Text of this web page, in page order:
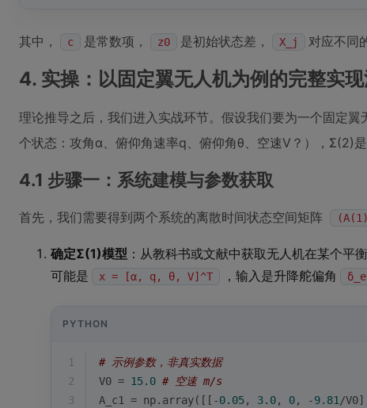
其中， c 是常数项， z0 是初始状态差， X_j 对应不同
4. 实操：以固定翼无人机为例的完整实
理论推导之后，我们进入实战环节。假设我们要为一个固定
个状态：攻角α、俯仰角速率q、俯仰角θ、空速V？），Σ(2)
4.1 步骤一：系统建模与参数获取
首先，我们需要得到两个系统的离散时间状态空间矩阵
确定Σ(1)模型 ：从教科书或文献中获取无人机在某个平
可能是
x = [α, q, θ, V]^T ，输入是升降舵偏角 δ_e
PYTHON
1
# 示例参数，非真实数据
2
V0 = 15.0 # 空速 m/s
3
A_c1 = np.array([[-0.05, 3.0, 0, -9.81 /